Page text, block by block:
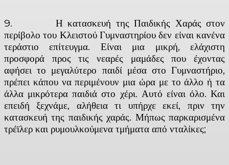
9. Η κατασκευή της Παιδικής Χαράς στον
περίβολο του Κλειστού Γυμναστηρίου δεν είναι κανένα
τεράστιο επίτευγμα. Είναι μια μικρή, ελάχιστη
προσφορά προς τις νεαρές μαμάδες που έχοντας
αφήσει το μεγαλύτερο παιδί μέσα στο Γυμναστήριο,
πρέπει κάπου να περιμένουν μια ώρα με το άλλο ή τα
άλλα μικρότερα παιδιά στο χέρι. Αυτό είναι όλο. Και
επειδή ξεχνάμε, αλήθεια τι υπήρχε εκεί, πριν την
κατασκευή της παιδικής χαράς. Μήπως παρκαρισμένα
τρέϊλερ και ρυμουλκούμενα τμήματα από νταλίκες;